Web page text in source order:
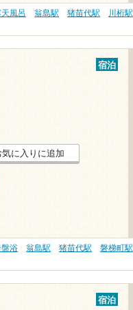
風呂 翁島駅 猪苗代駅
川桁駅
宿泊
気に入りに追加
浴 翁島駅 猪苗代駅
磐梯町駅
宿泊